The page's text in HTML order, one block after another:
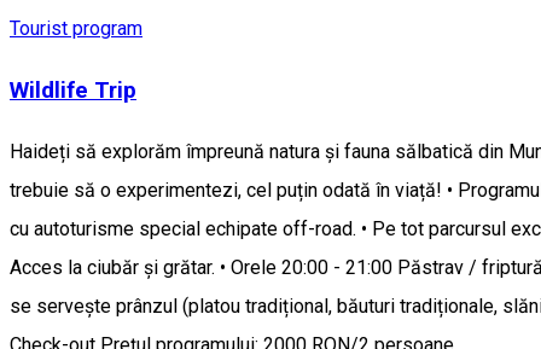
Tourist program
Wildlife Trip
Haideți să explorăm împreună natura și fauna sălbatică din
trebuie să o experimentezi, cel puțin odată în viață! •
cu autoturisme special echipate off-road. • Pe tot parcursul
Acces la ciubăr și grătar. • Orele 20:00 - 21:00 Păstrav /
se servește prânzul (platou tradițional, băuturi tradiționale,